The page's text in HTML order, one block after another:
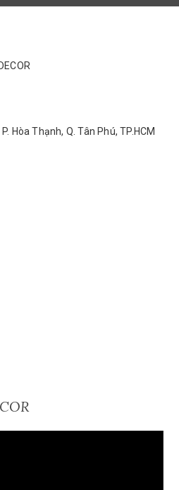
Hòa Thạnh, Q. Tân Phú, TP.HCM